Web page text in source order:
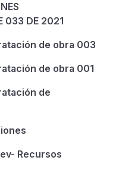
033 DE 2021
de obra 003
de obra 001
de
Recursos